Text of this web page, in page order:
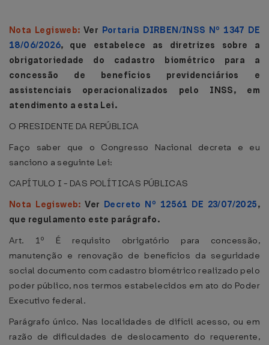
Nota Legisweb: Ver Portaria DIRBEN/INSS Nº 1347 DE
18/06/2026, que estabelece as diretrizes sobre a
obrigatoriedade do cadastro biométrico para a
concessão de benefícios previdenciários e
assistenciais operacionalizados pelo INSS, em
atendimento a esta Lei.
O PRESIDENTE DA REPÚBLICA
Faço saber que o Congresso Nacional decreta e eu
sanciono a seguinte Lei:
CAPÍTULO I - DAS POLÍTICAS PÚBLICAS
Nota Legisweb:Ver Decreto Nº 12561 DE 23/07/2025,
que regulamento este parágrafo.
Art. 1º É requisito obrigatório para concessão,
manutenção e renovação de benefícios da seguridade
social documento com cadastro biométrico realizado pelo
poder público, nos termos estabelecidos em ato do Poder
Executivo federal.
Parágrafo único. Nas localidades de difícil acesso, ou em
razão de dificuldades de deslocamento do requerente,